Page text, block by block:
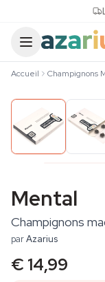
Accueil Champignons
Mental
Champignons
parAzarius
€ 14,99